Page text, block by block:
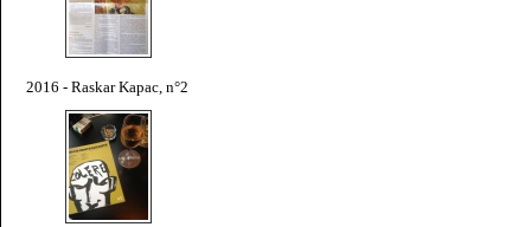
2016 - Raskar Kapac, n°2